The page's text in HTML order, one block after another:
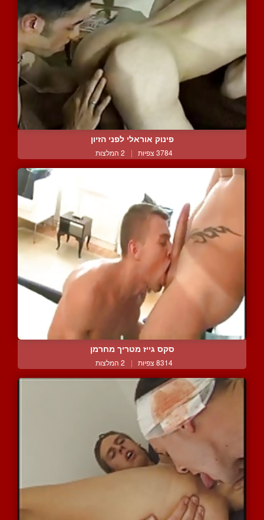
פינוק אוראלי לפני הזיון
3784 צפיות | 2 המלצות
סקס גייז מטריך מחרמן
8314 צפיות | 2 המלצות